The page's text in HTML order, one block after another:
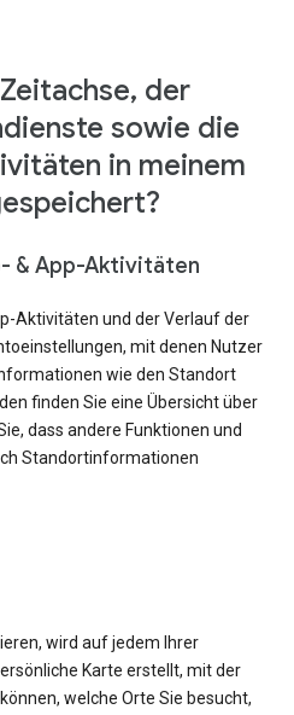
der
sowie die
in meinem
& App-Aktivitäten
Aktivitäten und der Verlauf der
mit denen Nutzer
wie den Standort
finden Sie eine Übersicht über
dass andere Funktionen und
Standortinformationen
wird auf jedem Ihrer
Karte erstellt, mit der
welche Orte Sie besucht,